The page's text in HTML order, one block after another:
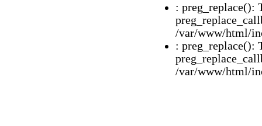
: preg_replace():
/var/www/html/
: preg_replace():
/var/www/html/